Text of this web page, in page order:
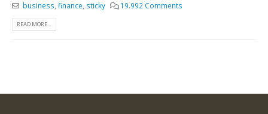
business, finance, sticky 19.992 Comments
READ MORE...